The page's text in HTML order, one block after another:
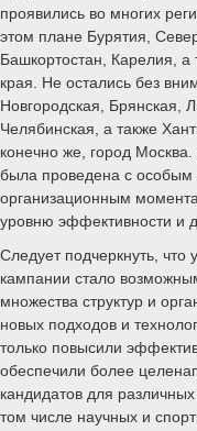
проявились во многих
этом плане Бурятия,
Башкортостан, Карелия, а
края. Не остались без
Новгородская, Брянская,
Челябинская, а также
конечно же, город
была проведена с
организационным
уровню эффективности и
Следует подчеркнуть,
кампании стало
множества структур и
новых подходов и
только повысили
обеспечили более
кандидатов для
том числе научных и